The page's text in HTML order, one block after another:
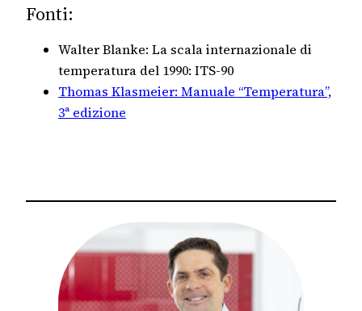
Fonti:
Walter Blanke: La scala internazionale di
temperatura del 1990: ITS-90
Thomas Klasmeier: Manuale “Temperatura”,
3ª edizione